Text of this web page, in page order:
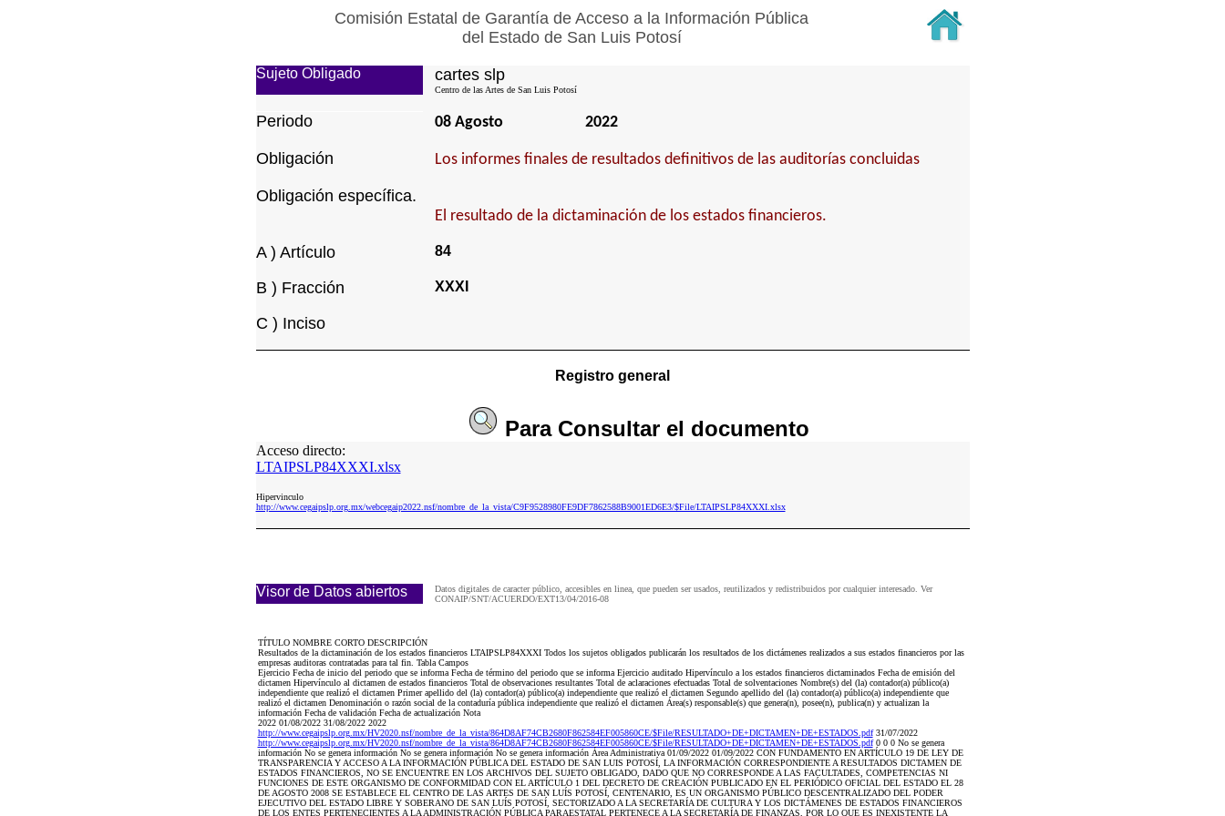
Comisión Estatal de Garantía de Acceso a la Información Pública
del Estado de San Luis Potosí
Sujeto Obligado cartes slp
Centro de las Artes de San Luis Potosí
Periodo 08 Agosto 2022
Obligación Los informes finales de resultados definitivos de las auditorías concluidas
Obligación específica.
El resultado de la dictaminación de los estados financieros.
A ) Artículo 84
B ) Fracción XXXI
C ) Inciso
Registro general
Para Consultarel documento
Acceso directo:
LTAIPSLP84XXXI.xlsx
Hipervinculo
http://www.cegaipslp.org.mx/webcegaip2022.nsf/nombre_de_la_vista/C9F9528980FE9DF7862588B9001ED6E3/$File/LTAIPSLP84XXXI.xlsx
Visor de Datos abiertos
Datos digitales de caracter público, accesibles en linea, que pueden ser usados, reutilizados y redistribuidos por cualquier interesado. Ver
CONAIP/SNT/ACUERDO/EXT13/04/2016-08
TÍTULO NOMBRE CORTO DESCRIPCIÓN
Resultados de la dictaminación de los estados financieros LTAIPSLP84XXXI Todos los sujetos obligados publicarán los resultados de los dictámenes realizados a sus estados financieros por las
empresas auditoras contratadas para tal fin. Tabla Campos
Ejercicio Fecha de inicio del periodo que se informa Fecha de término del periodo que se informa Ejercicio auditado Hipervínculo a los estados financieros dictaminados Fecha de emisión del
dictamen Hipervínculo al dictamen de estados financieros Total de observaciones resultantes Total de aclaraciones efectuadas Total de solventaciones Nombre(s) del (la) contador(a) público(a)
independiente que realizó el dictamen Primer apellido del (la) contador(a) público(a) independiente que realizó el dictamen Segundo apellido del (la) contador(a) público(a) independiente que
realizó el dictamen Denominación o razón social de la contaduría pública independiente que realizó el dictamen Área(s) responsable(s) que genera(n), posee(n), publica(n) y actualizan la
información Fecha de validación Fecha de actualización Nota
2022 01/08/2022 31/08/2022 2022
http://www.cegaipslp.org.mx/HV2020.nsf/nombre_de_la_vista/864D8AF74CB2680F862584EF005860CE/$File/RESULTADO+DE+DICTAMEN+DE+ESTADOS.pdf31/07/2022
http://www.cegaipslp.org.mx/HV2020.nsf/nombre_de_la_vista/864D8AF74CB2680F862584EF005860CE/$File/RESULTADO+DE+DICTAMEN+DE+ESTADOS.pdf0 0 0 No se genera
información No se genera información No se genera información No se genera información Área Administrativa 01/09/2022 01/09/2022 CON FUNDAMENTO EN ARTÍCULO 19 DE LEY DE
TRANSPARENCIA Y ACCESO A LA INFORMACIÓN PÚBLICA DEL ESTADO DE SAN LUIS POTOSÍ, LA INFORMACIÓN CORRESPONDIENTE A RESULTADOS DICTAMEN DE
ESTADOS FINANCIEROS, NO SE ENCUENTRE EN LOS ARCHIVOS DEL SUJETO OBLIGADO, DADO QUE NO CORRESPONDE A LAS FACULTADES, COMPETENCIAS NI
FUNCIONES DE ESTE ORGANISMO DE CONFORMIDAD CON EL ARTÍCULO 1 DEL DECRETO DE CREACIÓN PUBLICADO EN EL PERIÓDICO OFICIAL DEL ESTADO EL 28
DE AGOSTO 2008 SE ESTABLECE EL CENTRO DE LAS ARTES DE SAN LUÍS POTOSÍ, CENTENARIO, ES UN ORGANISMO PÚBLICO DESCENTRALIZADO DEL PODER
EJECUTIVO DEL ESTADO LIBRE Y SOBERANO DE SAN LUÍS POTOSÍ, SECTORIZADO A LA SECRETARÍA DE CULTURA Y LOS DICTÁMENES DE ESTADOS FINANCIEROS
DE LOS ENTES PERTENECIENTES A LA ADMINISTRACIÓN PÚBLICA PARAESTATAL PERTENECE A LA SECRETARÍA DE FINANZAS, POR LO QUE ES INEXISTENTE LA